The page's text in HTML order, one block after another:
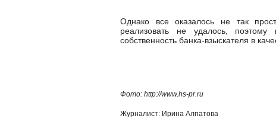
Однако все оказалось не так
реализовать не удалось,
собственность банка-взыскателя в
Фото: http://www.hs-pr.ru
Журналист: Ирина Алпатова